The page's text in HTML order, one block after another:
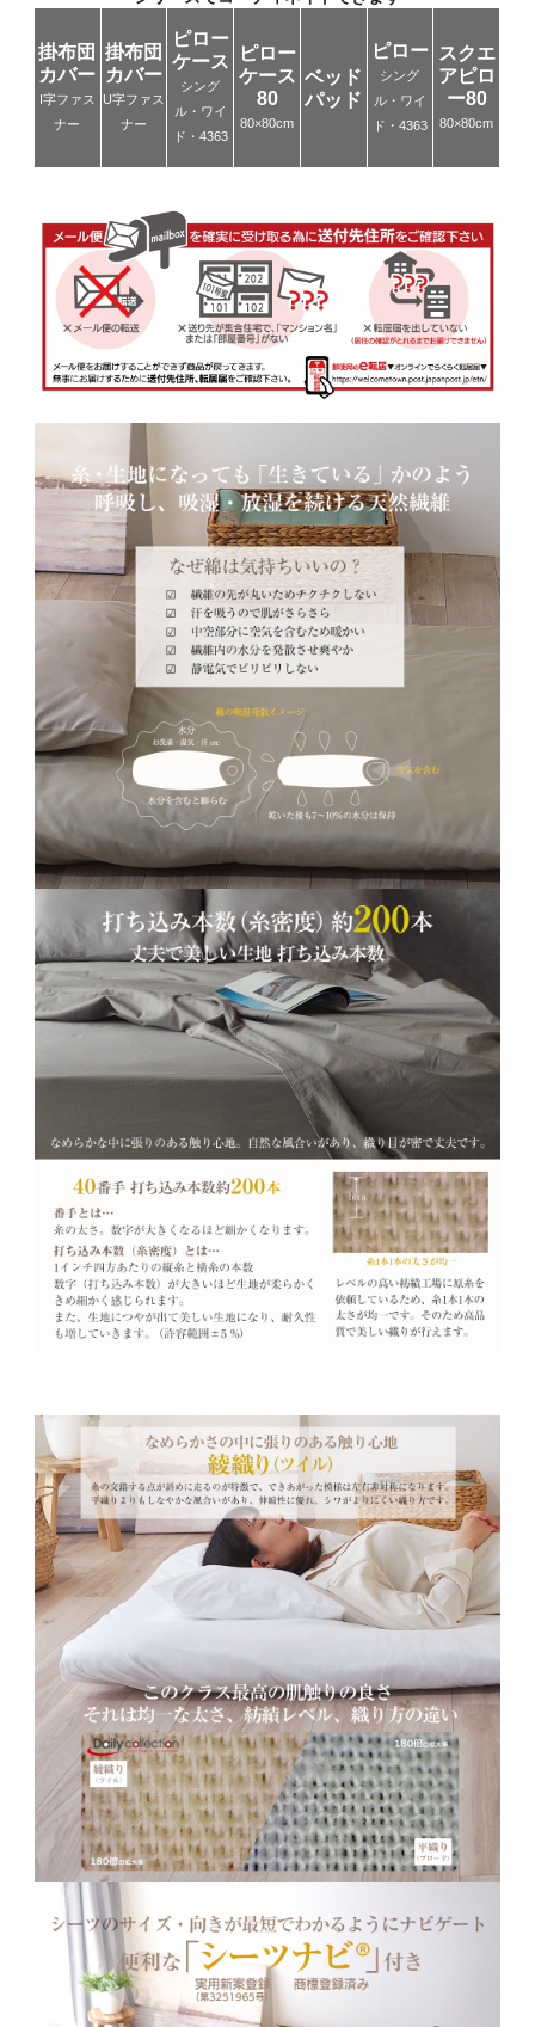
掛布団
カバー
I字ファス
ナー
掛布団
カバー
U字ファス
ナー
ピロー
ケース
シング
ル・ワイ
ド・4363
ピロー
ケース
80
80×80cm
ベッド
パッド
ピロー
シング
ル・ワイ
ド・4363
スクエ
アピロ
ー80
80×80cm